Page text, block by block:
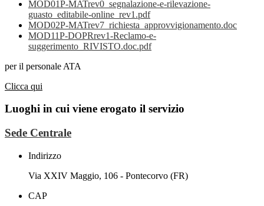
MOD01P-MATrev0_segnalazione-e-rilevazione-
guasto_editabile-online_rev1.pdf
MOD02P-MATrev7_richiesta_approvvigionamento.doc
MOD11P-DOPRrev1-Reclamo-e-
suggerimento_RIVISTO.doc.pdf
per il personale ATA
Clicca qui
Luoghi in cui viene erogato il servizio
Sede Centrale
Indirizzo
Via XXIV Maggio, 106 - Pontecorvo (FR)
CAP